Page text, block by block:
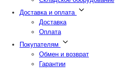
Доставка и оплата
Доставка
Оплата
Покупателям
Обмен и возврат
Гарантии